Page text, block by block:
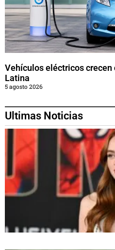
Vehículos eléctricos crecen
Latina
5 agosto 2026
Ultimas Noticias